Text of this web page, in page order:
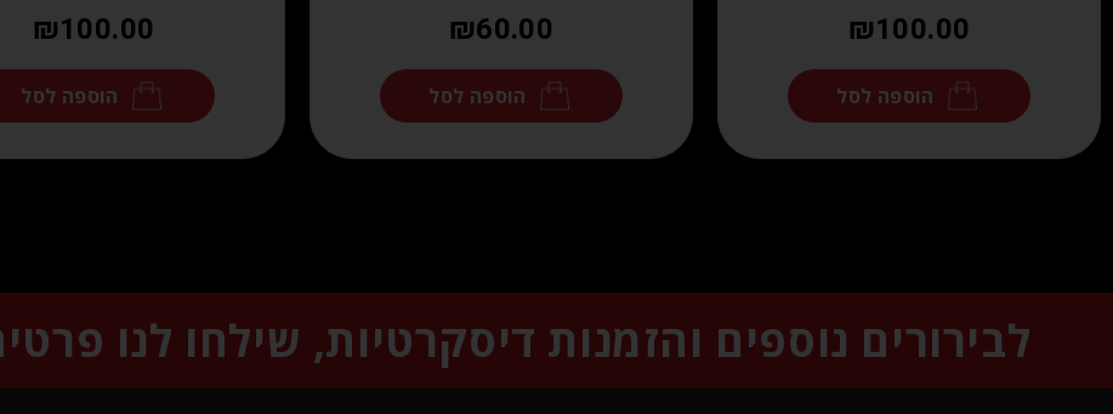
₪100.00
הוספה לסל
₪60.00
הוספה לסל
₪100.00
הוספה לסל
לבירורים נוספים והזמנות דיסקרטיות, שילחו לנו